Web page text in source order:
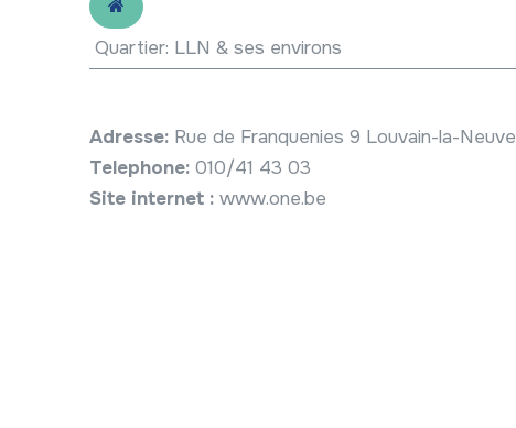
Quartier: LLN & ses environs
Adresse: Rue de Franquenies 9 Louvain-la-Neuve
Telephone: 010/41 43 03
Site internet : www.one.be